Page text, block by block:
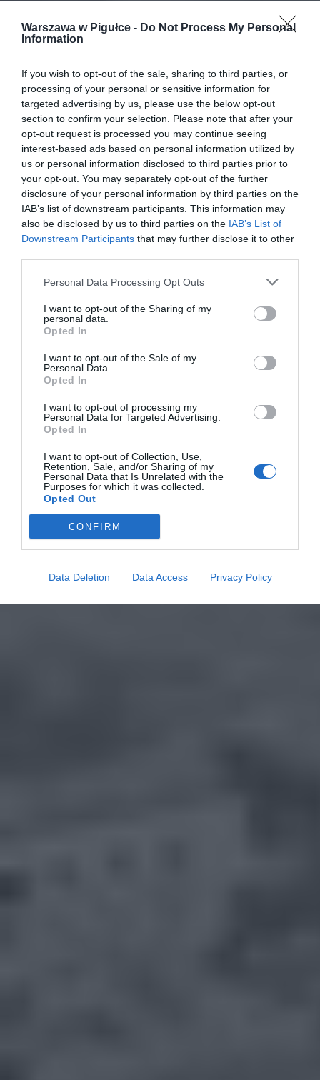
Warszawa w Pigułce - Do Not Process My Personal
Information
If you wish to opt-out of the sale, sharing to third parties, or
processing of your personal or sensitive information for
targeted advertising by us, please use the below opt-out
section to confirm your selection. Please note that after your
opt-out request is processed you may continue seeing
interest-based ads based on personal information utilized by
us or personal information disclosed to third parties prior to
your opt-out. You may separately opt-out of the further
disclosure of your personal information by third parties on the
IAB’s list of downstream participants. This information may
also be disclosed by us to third parties on the IAB’s List of
Downstream Participants that may further disclose it to other
Personal Data Processing Opt Outs
I want to opt-out of the Sharing of my
personal data.
Opted In
I want to opt-out of the Sale of my
Personal Data.
Opted In
I want to opt-out of processing my
Personal Data for Targeted Advertising.
Opted In
I want to opt-out of Collection, Use,
Retention, Sale, and/or Sharing of my
Personal Data that Is Unrelated with the
Purposes for which it was collected.
Opted Out
CONFIRM
Data Deletion Data Access Privacy Policy